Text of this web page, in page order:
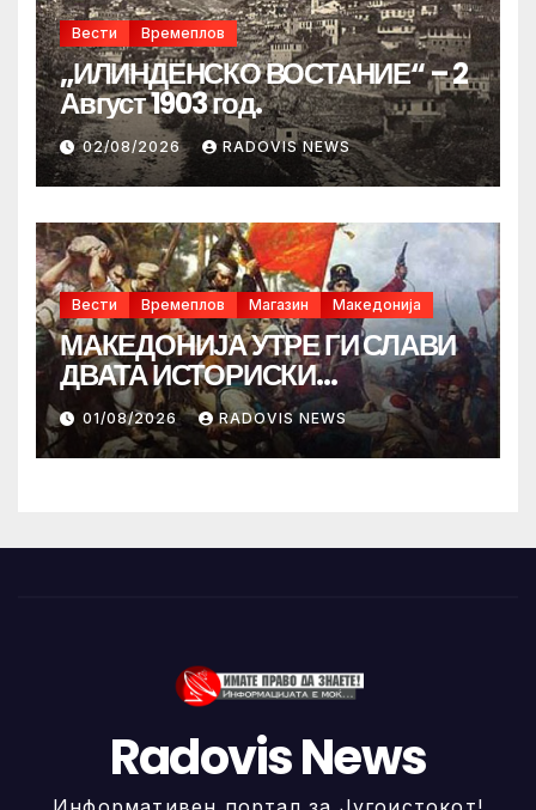
Вести Времеплов
„ИЛИНДЕНСКО ВОСТАНИЕ“ – 2
Август 1903 год.
02/08/2026 RADOVIS NEWS
Вести Времеплов Магазин Македонија
МАКЕДОНИЈА УТРЕ ГИ СЛАВИ
ДВАТА ИСТОРИСКИ
ИЛИНДЕНА!
01/08/2026 RADOVIS NEWS
Radovis News